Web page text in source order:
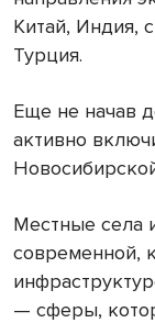
Китай, Индия,
Турция.
Еще не начав
активно
Местные села
современной,
— сферы,